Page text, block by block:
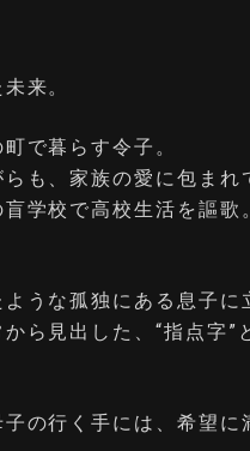
来。
で暮らす令子。
も、家族の愛に包まれ
学校で高校生活を謳歌
うな孤独にある息子に
ら見出した、“指点字”
の行く手には、希望に